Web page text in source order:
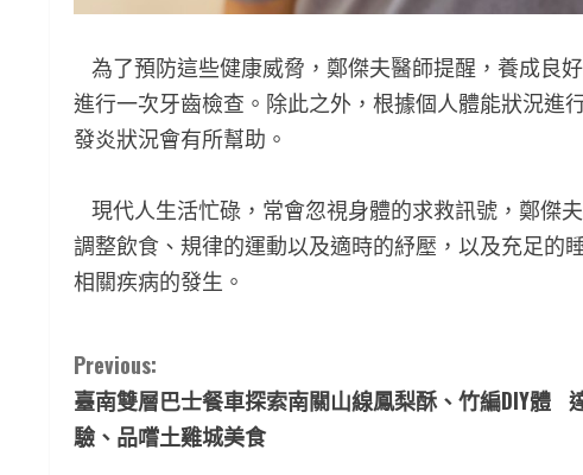
為了預防這些健康威脅，鄭傑夫醫師提醒，養成良
進行一次牙齒檢查。除此之外，根據個人體能狀況進
發炎狀況會有所幫助。
現代人生活忙碌，常會忽視身體的求救訊號，鄭傑
調整飲食、規律的運動以及適時的紓壓，以及充足的
相關疾病的發生。
C
o
Previous:
臺南雙層巴士餐車探索南關山線鳳梨酥、竹編DIY體
驗、品嚐土雞城美食